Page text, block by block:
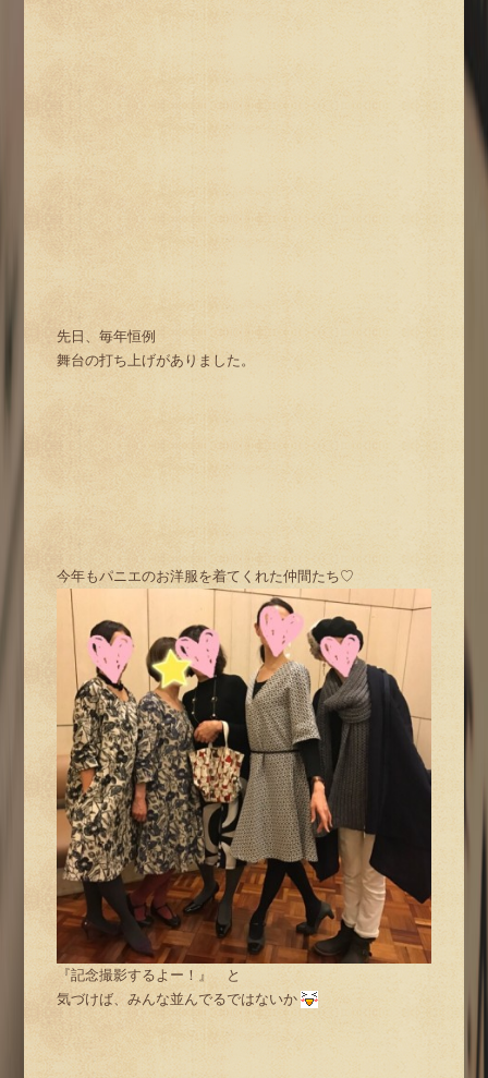
先日、毎年恒例
舞台の打ち上げがありました。
今年もパニエのお洋服を着てくれた仲間たち♡
『記念撮影するよー！』 と
気づけば、みんな並んでるではないか